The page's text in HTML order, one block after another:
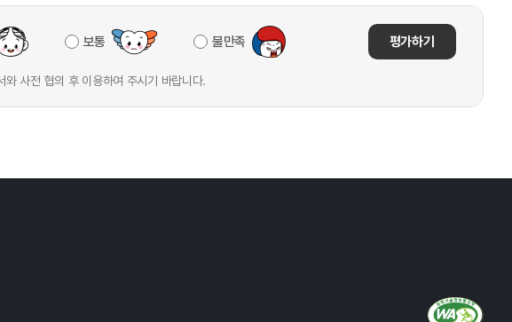
보통 불만족 평가하기
사전 협의 후 이용하여 주시기 바랍니다.